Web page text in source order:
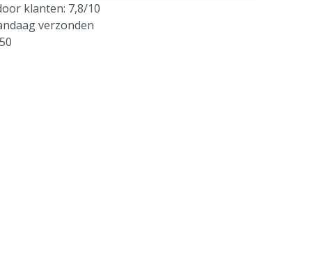
klanten: 7,8/10
verzonden